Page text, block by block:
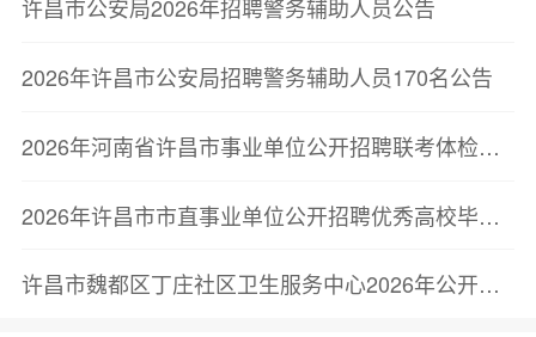
许昌市公安局2026年招聘警务辅助人员公告
2026年许昌市公安局招聘警务辅助人员170名公告
2026年河南省许昌市事业单位公开招聘联考体检结果公告
2026年许昌市市直事业单位公开招聘优秀高校毕业生拟加分人员公示
许昌市魏都区丁庄社区卫生服务中心2026年公开招聘专业技术人员公告